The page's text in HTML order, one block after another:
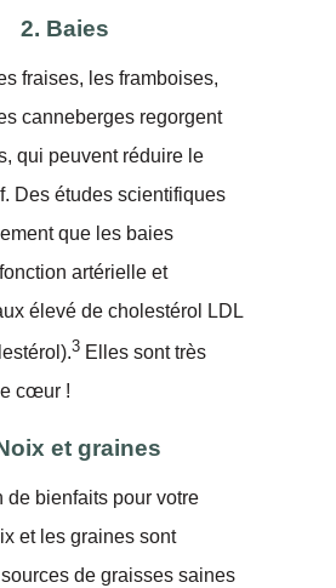
2. Baies
fraises, les framboises,
canneberges regorgent
qui peuvent réduire le
Des études scientifiques
que les baies
artérielle et
élevé de cholestérol LDL
3 Elles sont très
cœur !
et graines
de bienfaits pour votre
et les graines sont
de graisses saines